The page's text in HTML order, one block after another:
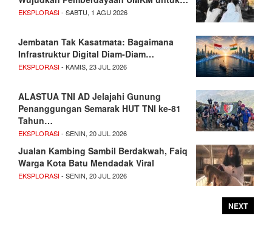
EKSPLORASI- SABTU, 1 AGU 2026
Jembatan Tak Kasatmata: Bagaimana
Infrastruktur Digital Diam-Diam…
EKSPLORASI- KAMIS, 23 JUL 2026
ALASTUA TNI AD Jelajahi Gunung
Penanggungan Semarak HUT TNI ke-81
Tahun…
EKSPLORASI- SENIN, 20 JUL 2026
Jualan Kambing Sambil Berdakwah, Faiq
Warga Kota Batu Mendadak Viral
EKSPLORASI- SENIN, 20 JUL 2026
NEXT